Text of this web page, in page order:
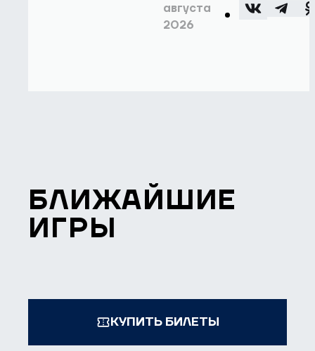
августа
2026
БЛИЖАЙШИЕ
ИГРЫ
КУПИТЬ БИЛЕТЫ